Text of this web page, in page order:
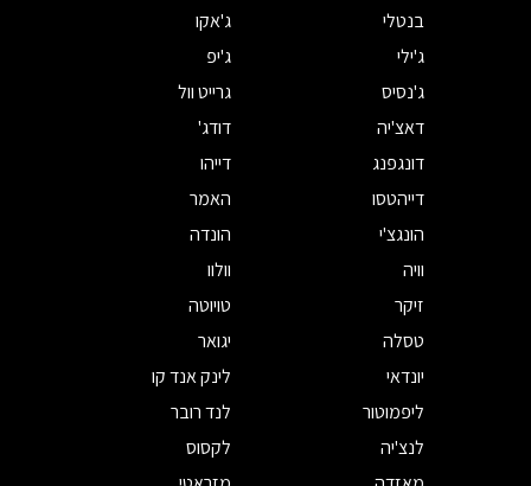
בנטלי
ג'אקו
ג'ילי
ג'יפ
ג'נסיס
גרייט וול
דאצ'יה
דודג'
דונגפנג
דייהו
דייהטסו
האמר
הונגצ'י
הונדה
וויה
וולוו
זיקר
טויוטה
טסלה
יגואר
יונדאי
לינק אנד קו
ליפמוטור
לנד רובר
לנצ'יה
לקסוס